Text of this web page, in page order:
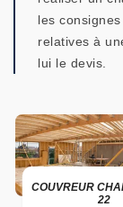
les
relatives à
lui le devis.
COUVREUR
22